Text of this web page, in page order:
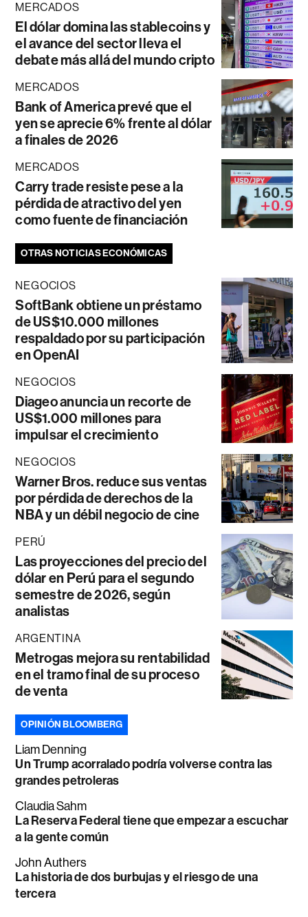
MERCADOS
El dólar domina las stablecoins y
el avance del sector lleva el
debate más allá del mundo cripto
MERCADOS
Bank of America prevé que el
yen se aprecie 6% frente al dólar
a finales de 2026
MERCADOS
Carry trade resiste pese a la
pérdida de atractivo del yen
como fuente de financiación
OTRAS NOTICIAS ECONÓMICAS
NEGOCIOS
SoftBank obtiene un préstamo
de US$10.000 millones
respaldado por su participación
en OpenAI
NEGOCIOS
Diageo anuncia un recorte de
US$1.000 millones para
impulsar el crecimiento
NEGOCIOS
Warner Bros. reduce sus ventas
por pérdida de derechos de la
NBA y un débil negocio de cine
PERÚ
Las proyecciones del precio del
dólar en Perú para el segundo
semestre de 2026, según
analistas
ARGENTINA
Metrogas mejora su rentabilidad
en el tramo final de su proceso
de venta
OPINIÓN BLOOMBERG
Liam Denning
Un Trump acorralado podría volverse contra las
grandes petroleras
Claudia Sahm
La Reserva Federal tiene que empezar a escuchar
a la gente común
John Authers
La historia de dos burbujas y el riesgo de una
tercera